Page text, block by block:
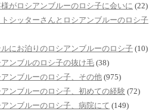
がロシアンブルーのロシ子に会いに (22)
シッターさんとロシアンブルーのロシ子
にお泊りのロシアンブルーのロシ子 (10)
ンブルのロシ子の抜け毛 (38)
ンブルーのロシ子、その他 (975)
ンブルーのロシ子、初めての経験 (72)
ンブルーのロシ子、病院にて (149)